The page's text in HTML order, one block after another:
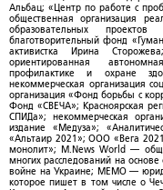
Альбац; «Центр по работе с
общественная организация
образовательных проектов
благотворительный фонд
активистка Ирина
ориентированная
профилактике и охране
некоммерческая организация
организация «Фонд борьбы с
Фонд «СВЕЧА»; Красноярская
СПИДа»; некоммерческая
издание «Медуза»;
«Альтаир 2021»; ООО «Вега
монолит»; M.News World —
многих расследований на
войне на Украине; МЕМО —
которое пишет в том числе о